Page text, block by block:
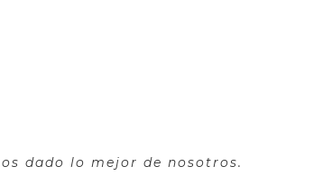
dado lo mejor de nosotros.